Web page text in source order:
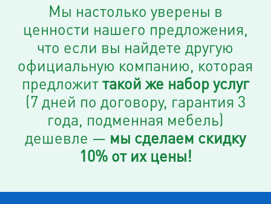
Мы настолько уверены в
ценности нашего предложения,
что если вы найдете другую
официальную компанию, которая
предложиттакой же набор услуг
(7 дней по договору, гарантия 3
года, подменная мебель)
дешевле — мы сделаем скидку
10% от их цены!